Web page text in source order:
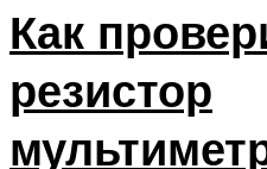
Как
резистор